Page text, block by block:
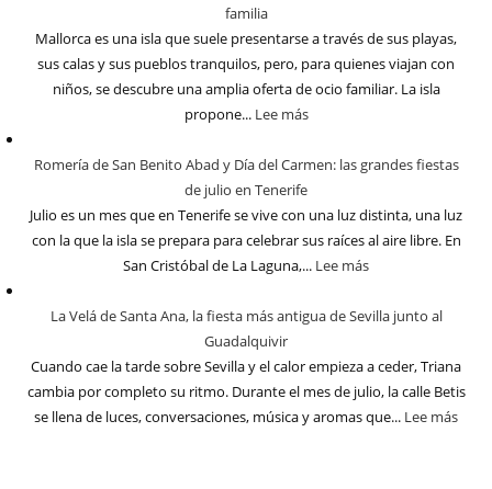
familia
Mallorca es una isla que suele presentarse a través de sus playas,
sus calas y sus pueblos tranquilos, pero, para quienes viajan con
niños, se descubre una amplia oferta de ocio familiar. La isla
propone... Lee más
Romería de San Benito Abad y Día del Carmen: las grandes fiestas
de julio en Tenerife
Julio es un mes que en Tenerife se vive con una luz distinta, una luz
con la que la isla se prepara para celebrar sus raíces al aire libre. En
San Cristóbal de La Laguna,... Lee más
La Velá de Santa Ana, la fiesta más antigua de Sevilla junto al
Guadalquivir
Cuando cae la tarde sobre Sevilla y el calor empieza a ceder, Triana
cambia por completo su ritmo. Durante el mes de julio, la calle Betis
se llena de luces, conversaciones, música y aromas que... Lee más